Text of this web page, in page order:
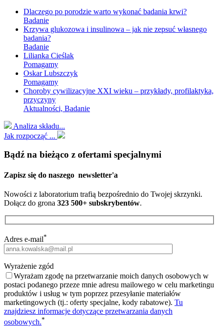
Dlaczego po porodzie warto wykonać badania krwi?
Badanie
Krzywa glukozowa i insulinowa – jak nie zepsuć własnego
badania?
Badanie
Lilianka Cieślak
Pomagamy
Oskar Lubszczyk
Pomagamy
Choroby cywilizacyjne XXI wieku – przykłady, profilaktyka,
przyczyny
Aktualności, Badanie
Analiza składu...
Jak rozpocząć ...
Bądź na bieżąco z ofertami specjalnymi
Zapisz się do naszego newsletter'a
Nowości z laboratorium trafią bezpośrednio do Twojej skrzynki.
Dołącz do grona 323 500+ subskrybentów.
Adres e-mail*
Wyrażenie zgód
Wyrażam zgodę na przetwarzanie moich danych osobowych w
postaci podanego przeze mnie adresu mailowego w celu marketingu
produktów i usług w tym poprzez przesyłanie materiałów
marketingowych (tj.: oferty specjalne, kody rabatowe). Tu
znajdziesz informacje dotyczące przetwarzania danych
osobowych.*